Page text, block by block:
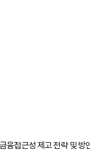
융접근성 제고 전략 및